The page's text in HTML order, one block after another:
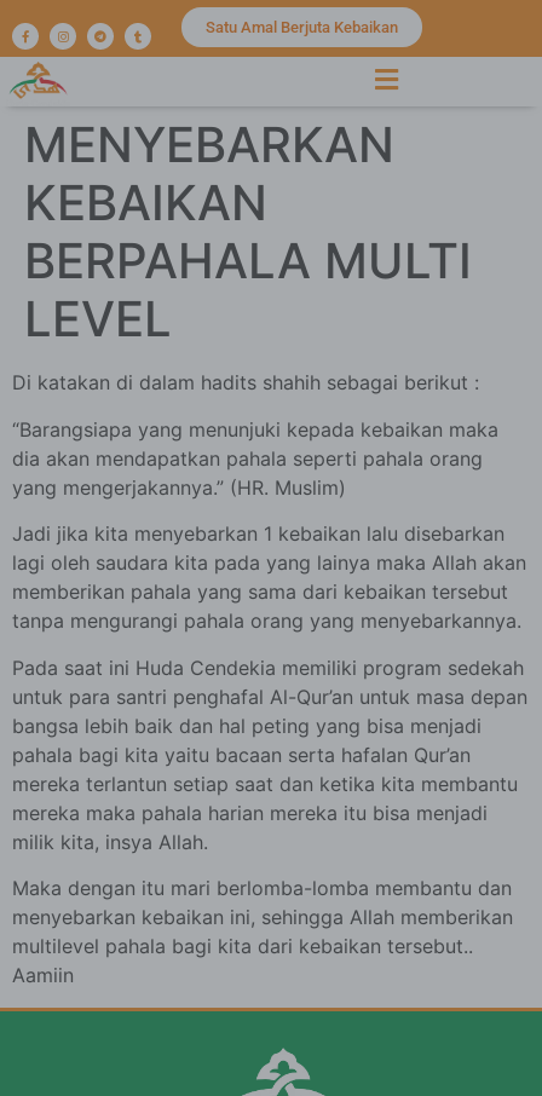
Satu Amal Berjuta Kebaikan
MENYEBARKAN
KEBAIKAN
BERPAHALA MULTI
LEVEL
Di katakan di dalam hadits shahih sebagai berikut :
“Barangsiapa yang menunjuki kepada kebaikan maka
dia akan mendapatkan pahala seperti pahala orang
yang mengerjakannya.” (HR. Muslim)
Jadi jika kita menyebarkan 1 kebaikan lalu disebarkan
lagi oleh saudara kita pada yang lainya maka Allah akan
memberikan pahala yang sama dari kebaikan tersebut
tanpa mengurangi pahala orang yang menyebarkannya.
Pada saat ini Huda Cendekia memiliki program sedekah
untuk para santri penghafal Al-Qur’an untuk masa depan
bangsa lebih baik dan hal peting yang bisa menjadi
pahala bagi kita yaitu bacaan serta hafalan Qur’an
mereka terlantun setiap saat dan ketika kita membantu
mereka maka pahala harian mereka itu bisa menjadi
milik kita, insya Allah.
Maka dengan itu mari berlomba-lomba membantu dan
menyebarkan kebaikan ini, sehingga Allah memberikan
multilevel pahala bagi kita dari kebaikan tersebut..
Aamiin